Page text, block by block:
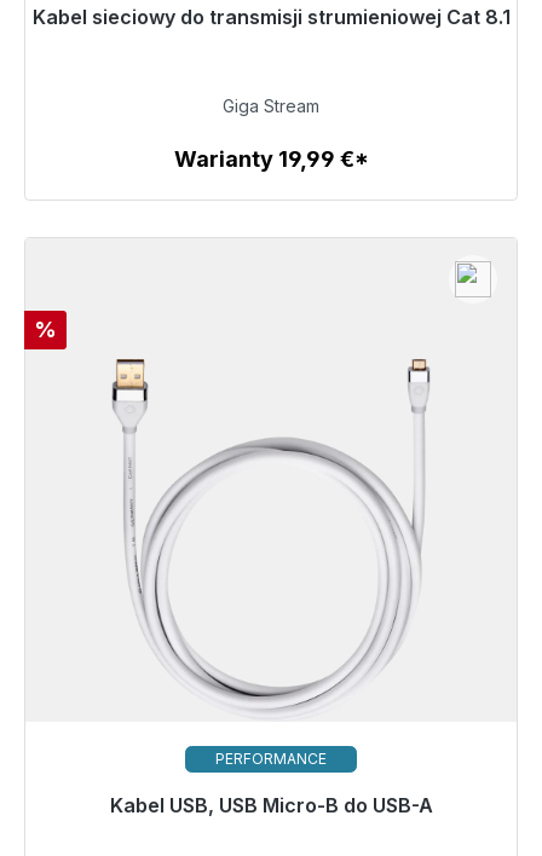
Kabel sieciowy do transmisji strumieniowej Cat 8.1
Gotowy do natychmiastowej wysyłki, czas dostawy
99,00 €
Szczegóły
Giga Stream
Warianty 19,99 €*
Rabat
%
PERFORMANCE
Kabel USB, USB Micro-B do USB-A
Gotowy do natychmiastowej wysyłki, czas dostawy